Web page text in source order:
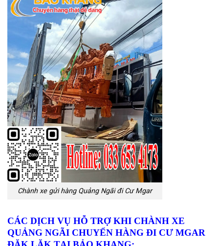
Chành xe gửi hàng Quảng Ngãi đi Cư Mgar
CÁC DỊCH VỤ HỖ TRỢ KHI CHÀNH XE
QUẢNG NGÃI CHUYỂN HÀNG ĐI CƯ MGAR